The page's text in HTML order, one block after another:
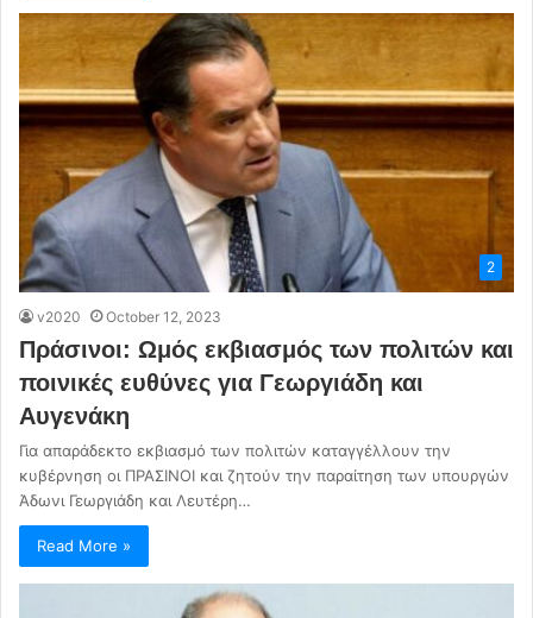
2
v2020 October 12, 2023
Πράσινοι: Ωμός εκβιασμός των πολιτών και
ποινικές ευθύνες για Γεωργιάδη και
Αυγενάκη
Για απαράδεκτο εκβιασμό των πολιτών καταγγέλλουν την
κυβέρνηση οι ΠΡΑΣΙΝΟΙ και ζητούν την παραίτηση των υπουργών
Άδωνι Γεωργιάδη και Λευτέρη…
Read More »